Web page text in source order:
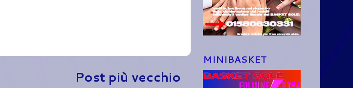
Post più vecchio
MINIBASKET